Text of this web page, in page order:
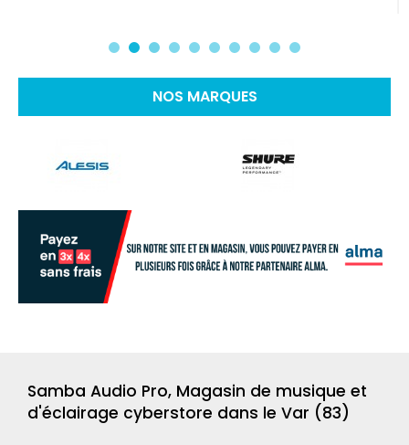
NOS MARQUES
Samba Audio Pro, Magasin de musique et
d'éclairage cyberstore dans le Var (83)